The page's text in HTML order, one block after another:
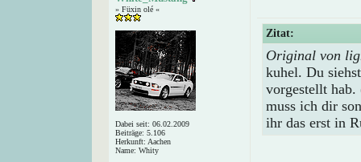
» Füxin olé «
Dabei seit: 06.02.2009
Beiträge: 5.106
Herkunft: Aachen
Name: Whity
Zitat:
Original von
kuhel. Du
vorgestellt hab.
muss ich dir
ihr das erst in